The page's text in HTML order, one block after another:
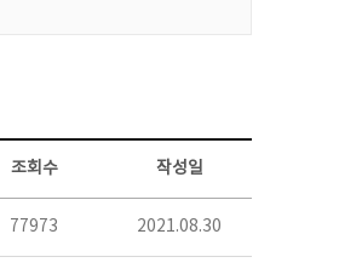
조회수 작성일
77973 2021.08.30